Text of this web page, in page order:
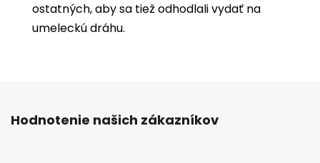
ostatných, aby sa tiež odhodlali vydať na
umeleckú dráhu.
Hodnotenie našich zákazníkov